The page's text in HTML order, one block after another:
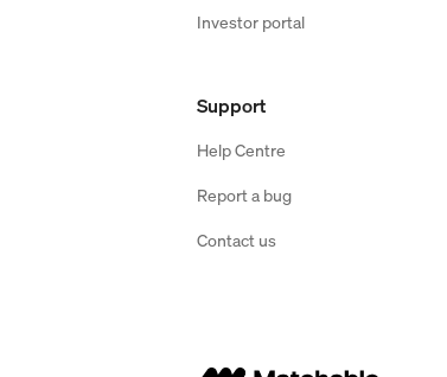
Investor portal
Support
Help Centre
Report a bug
Contact us